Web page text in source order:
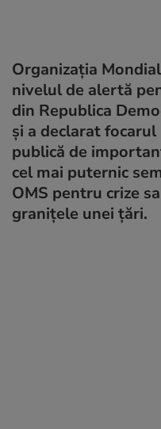
Organizația
nivelul de alertă
din Republica
și a declarat
publică de
cel mai puternic
OMS pentru crize
granițele unei țări.